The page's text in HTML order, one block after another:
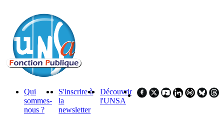
Qui
sommes-
nous ?
S'inscrire à
la
newsletter
Découvrir
l'UNSA